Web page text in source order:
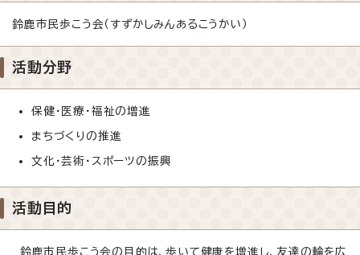
鈴鹿市民歩こう会（すずかしみんあるこうかい）
活動分野
保健・医療・福祉の増進
まちづくりの推進
文化・芸術・スポーツの振興
活動目的
鈴鹿市民歩こう会の目的は、歩いて健康を増進し、友達の輪を広